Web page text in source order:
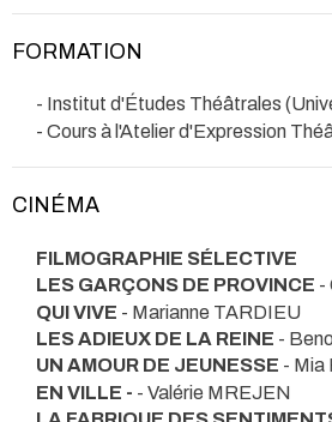
FORMATION
- Institut d'Études Théâtrales
- Cours à l'Atelier d'Expression
CINÉMA
FILMOGRAPHIE SÉLECTIVE
LES GARÇONS DE PROVINCE -
QUI VIVE - Marianne TARDIEU
LES ADIEUX DE LA REINE -
UN AMOUR DE JEUNESSE - Mia
EN VILLE - - Valérie MREJEN